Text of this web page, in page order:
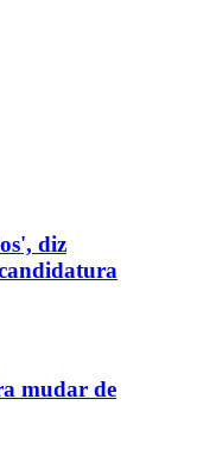
diz
mudar de